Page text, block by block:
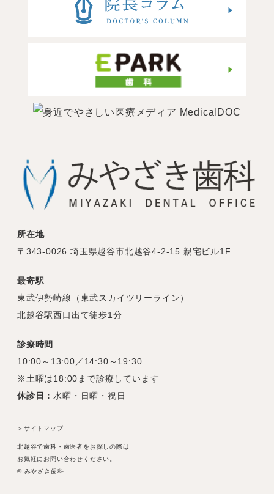
所在地
〒343-0026 埼玉県越谷市北越谷4-2-15 親宅ビル1F
最寄駅
東武伊勢崎線（東武スカイツリーライン）
北越谷駅西口出て徒歩1分
診療時間
10:00～13:00／14:30～19:30
※土曜は18:00まで診療しています
休診日：水曜・日曜・祝日
＞サイトマップ
北越谷で歯科・歯医者をお探しの際は
お気軽にお問い合わせください。
© みやざき歯科